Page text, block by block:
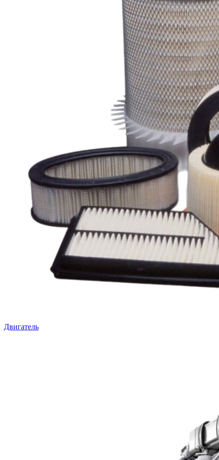
Двигатель